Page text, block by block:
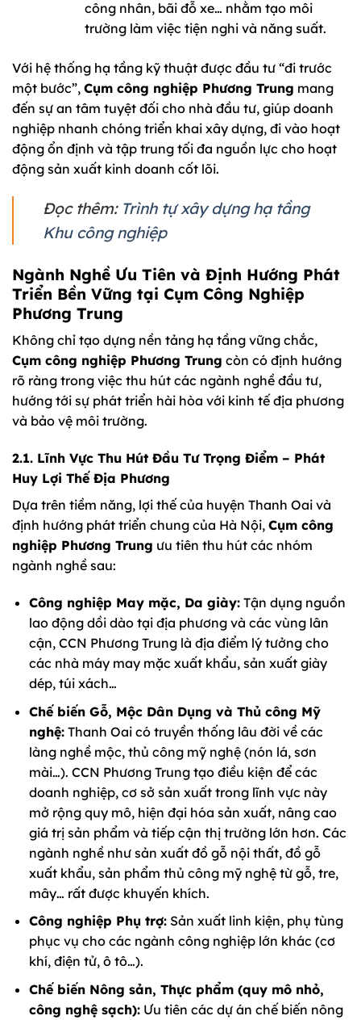
công nhân, bãi đỗ xe… nhằm tạo môi
trường làm việc tiện nghi và năng suất.
Với hệ thống hạ tầng kỹ thuật được đầu tư “đi trước
một bước”, Cụm công nghiệp Phương Trung mang
đến sự an tâm tuyệt đối cho nhà đầu tư, giúp doanh
nghiệp nhanh chóng triển khai xây dựng, đi vào hoạt
động ổn định và tập trung tối đa nguồn lực cho hoạt
động sản xuất kinh doanh cốt lõi.
Đọc thêm: Trình tự xây dựng hạ tầng
Khu công nghiệp
Ngành Nghề Ưu Tiên và Định Hướng Phát
Triển Bền Vững tại Cụm Công Nghiệp
Phương Trung
Không chỉ tạo dựng nền tảng hạ tầng vững chắc,
Cụm công nghiệp Phương Trung còn có định hướng
rõ ràng trong việc thu hút các ngành nghề đầu tư,
hướng tới sự phát triển hài hòa với kinh tế địa phương
và bảo vệ môi trường.
2.1. Lĩnh Vực Thu Hút Đầu Tư Trọng Điểm – Phát
Huy Lợi Thế Địa Phương
Dựa trên tiềm năng, lợi thế của huyện Thanh Oai và
định hướng phát triển chung của Hà Nội, Cụm công
nghiệp Phương Trung ưu tiên thu hút các nhóm
ngành nghề sau:
Công nghiệp May mặc, Da giày:Tận dụng nguồn
lao động dồi dào tại địa phương và các vùng lân
cận, CCN Phương Trung là địa điểm lý tưởng cho
các nhà máy may mặc xuất khẩu, sản xuất giày
dép, túi xách…
Chế biến Gỗ, Mộc Dân Dụng và Thủ công Mỹ
nghệ:Thanh Oai có truyền thống lâu đời về các
làng nghề mộc, thủ công mỹ nghệ (nón lá, sơn
mài…). CCN Phương Trung tạo điều kiện để các
doanh nghiệp, cơ sở sản xuất trong lĩnh vực này
mở rộng quy mô, hiện đại hóa sản xuất, nâng cao
giá trị sản phẩm và tiếp cận thị trường lớn hơn. Các
ngành nghề như sản xuất đồ gỗ nội thất, đồ gỗ
xuất khẩu, sản phẩm thủ công mỹ nghệ từ gỗ, tre,
mây… rất được khuyến khích.
Công nghiệp Phụ trợ:Sản xuất linh kiện, phụ tùng
phục vụ cho các ngành công nghiệp lớn khác (cơ
khí, điện tử, ô tô…).
Chế biến Nông sản, Thực phẩm (quy mô nhỏ,
công nghệ sạch):Ưu tiên các dự án chế biến nông